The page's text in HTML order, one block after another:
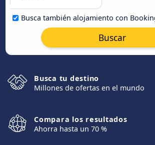
Busca también alojamiento con
Buscar
Busca tu destino
Millones de ofertas en el mundo
Compara los resultados
Ahorra hasta un 70 %